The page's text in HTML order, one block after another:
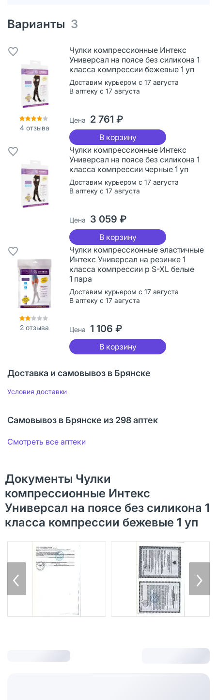
Варианты 3
4отзыва
Чулки компрессионные Интекс
Универсал на поясе без силикона 1
класса компрессии бежевые 1 уп
Доставим курьером с 17 августа
В аптеку с 17 августа
Цена 2 761 ₽
В корзину
Чулки компрессионные Интекс
Универсал на поясе без силикона 1
класса компрессии черные 1 уп
Доставим курьером с 17 августа
В аптеку с 17 августа
Цена 3 059 ₽
В корзину
2 отзыва
Чулки компрессионные эластичные
Интекс Универсал на резинке 1
класса компрессии р S-XL белые
1 пара
Доставим курьером с 17 августа
В аптеку с 17 августа
Цена 1 106 ₽
В корзину
Доставка и самовывоз в Брянске
Условия доставки
Самовывоз в Брянске из 298 аптек
Смотреть все аптеки
Документы Чулки
компрессионные Интекс
Универсал на поясе без силикона 1
класса компрессии бежевые 1 уп